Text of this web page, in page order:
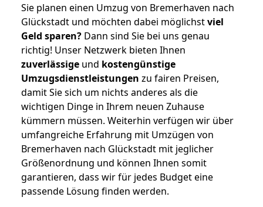
Sie planen einen Umzug von Bremerhaven nach
Glückstadt und möchten dabei möglichstviel
Geld sparen? Dann sind Sie bei uns genau
richtig! Unser Netzwerk bieten Ihnen
zuverlässige und kostengünstige
Umzugsdienstleistungen zu fairen Preisen,
damit Sie sich um nichts anderes als die
wichtigen Dinge in Ihrem neuen Zuhause
kümmern müssen. Weiterhin verfügen wir über
umfangreiche Erfahrung mit Umzügen von
Bremerhaven nach Glückstadt mit jeglicher
Größenordnung und können Ihnen somit
garantieren, dass wir für jedes Budget eine
passende Lösung finden werden.